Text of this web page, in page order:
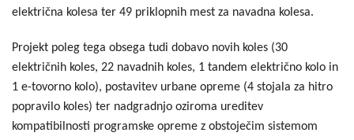
električna kolesa ter 49 priklopnih mest za navadna kolesa.
Projekt poleg tega obsega tudi dobavo novih koles (30
električnih koles, 22 navadnih koles, 1 tandem električno kolo in
1 e-tovorno kolo), postavitev urbane opreme (4 stojala za hitro
popravilo koles) ter nadgradnjo oziroma ureditev
kompatibilnosti programske opreme z obstoječim sistemom